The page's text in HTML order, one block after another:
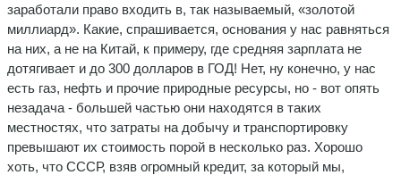
заработали право входить в, так называемый, «золотой
миллиард». Какие, спрашивается, основания у нас равняться
на них, а не на Китай, к примеру, где средняя зарплата не
дотягивает и до 300 долларов в ГОД! Нет, ну конечно, у нас
есть газ, нефть и прочие природные ресурсы, но - вот опять
незадача - большей частью они находятся в таких
местностях, что затраты на добычу и транспортировку
превышают их стоимость порой в несколько раз. Хорошо
хоть, что СССР, взяв огромный кредит, за который мы,